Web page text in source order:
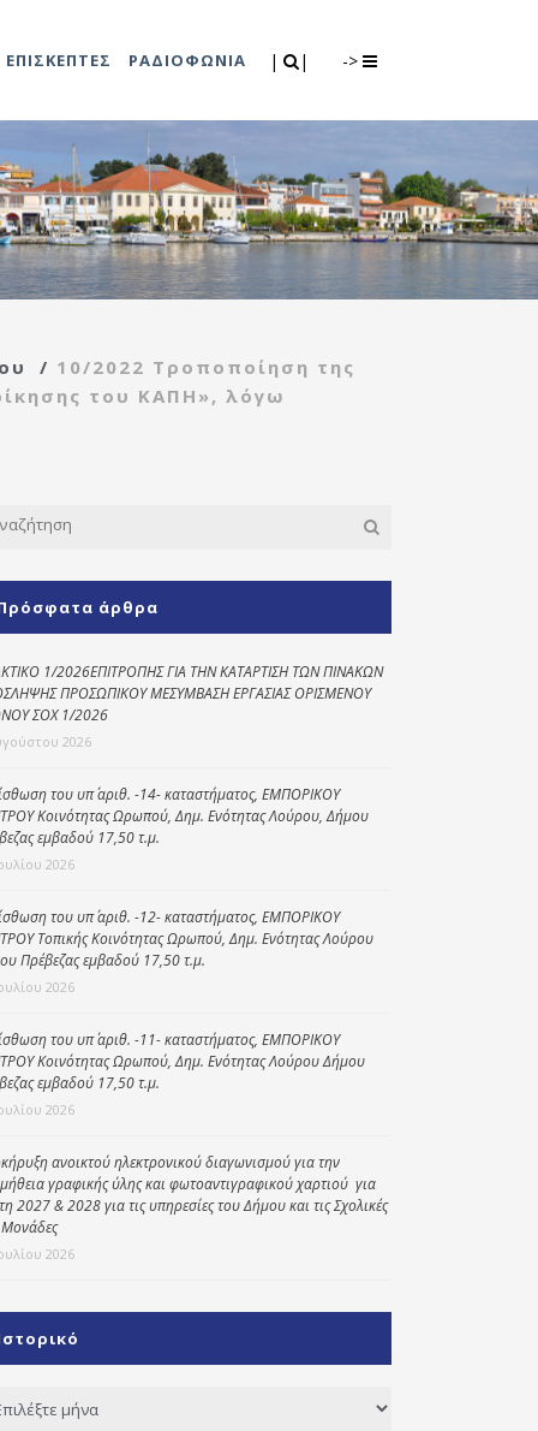
| | ->
Τμήμα Πρόνοιας
Κέντρο
γυναικών
Κέντρο ανοιχτής
Κέντρο κοινότητας
Kοινωνικό
φαρμακείο
Πρόγραμμα
Φροντίδας
Ηλικιωμένων
(Κ.Η.Φ.Η.) Πρέβεζας
εκδηλώσεις
ΕΠΙΣΚΕΠΤΕΣ ΡΑΔΙΟΦΩΝΙΑ
/ 10/2022 Τροποποίηση της
του ΚΑΠΗ», λόγω
άρθρα
1/2026ΕΠΙΤΡΟΠΗΣ ΓΙΑ ΤΗΝ ΚΑΤΑΡΤΙΣΗ ΤΩΝ ΠΙΝΑΚΩΝ
ΠΡΟΣΩΠΙΚΟΥ ΜΕΣΥΜΒΑΣΗ ΕΡΓΑΣΙΑΣ ΟΡΙΣΜΕΝΟΥ
ΣΟΧ 1/2026
2026
του υπ΄ αριθ. -14- καταστήματος, ΕΜΠΟΡΙΚΟΥ
Κοινότητας Ωρωπού, Δημ. Ενότητας Λούρου, Δήμου
εμβαδού 17,50 τ.μ.
2026
του υπ΄ αριθ. -12- καταστήματος, ΕΜΠΟΡΙΚΟΥ
Τοπικής Κοινότητας Ωρωπού, Δημ. Ενότητας Λούρου
Πρέβεζας εμβαδού 17,50 τ.μ.
2026
του υπ΄ αριθ. -11- καταστήματος, ΕΜΠΟΡΙΚΟΥ
Κοινότητας Ωρωπού, Δημ. Ενότητας Λούρου Δήμου
εμβαδού 17,50 τ.μ.
2026
ανοικτού ηλεκτρονικού διαγωνισμού για την
γραφικής ύλης και φωτοαντιγραφικού χαρτιού για
2027 & 2028 για τις υπηρεσίες του Δήμου και τις Σχολικές
2026